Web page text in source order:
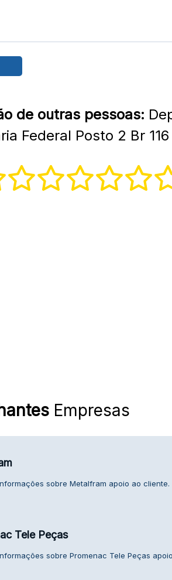
de outras pessoas:
Federal Posto 2 Br
Empresas
sobre Metalfram apoio ao cliente.
Tele Peças
sobre Promenac Tele Peças